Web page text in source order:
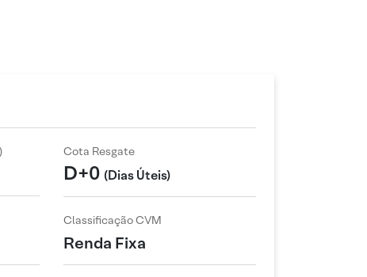
Cota Resgate
D+0 (Dias Úteis)
Classificação CVM
Renda Fixa